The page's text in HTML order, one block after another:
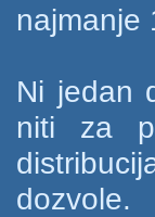
najmanje
Ni jedan
niti za
dozvole.